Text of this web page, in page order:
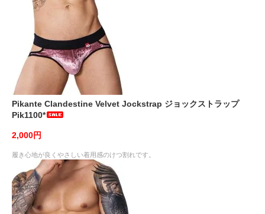
Pikante Clandestine Velvet Jockstrap ジョックストラップ
Pik1100*
2,000円
履き心地が良くやさしい着用感のけつ割れです。